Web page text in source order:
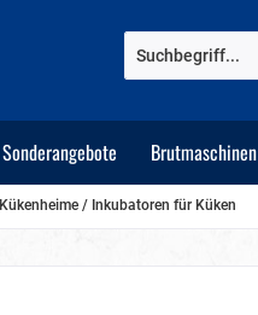
Sonderangebote Brutmaschinen
Kükenheime / Inkubatoren für Küken